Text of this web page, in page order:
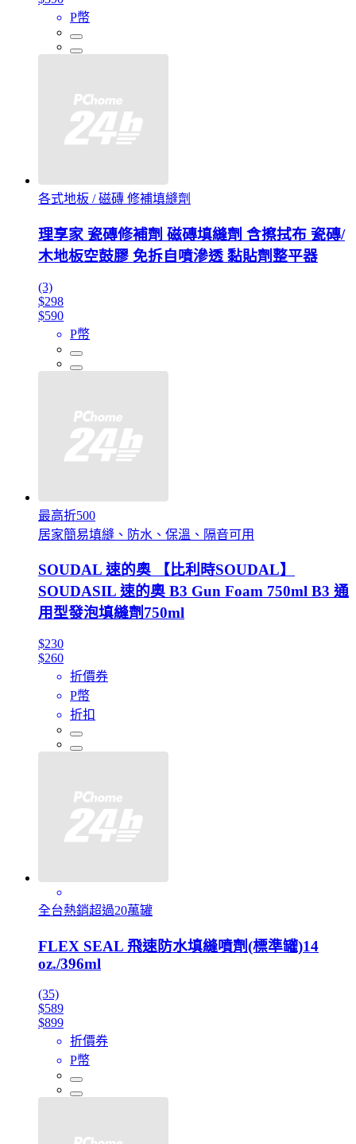
P幣
各式地板 / 磁磚 修補填縫劑
理享家 瓷磚修補劑 磁磚填縫劑 含擦拭布 瓷磚/
木地板空鼓膠 免拆自噴滲透 黏貼劑整平器
(3)
$298
$590
P幣
最高折500
居家簡易填縫、防水、保溫、隔音可用
SOUDAL 速的奧 【比利時SOUDAL】
SOUDASIL 速的奧 B3 Gun Foam 750ml B3 通
用型發泡填縫劑750ml
$230
$260
折價券
P幣
折扣
全台熱銷超過20萬罐
FLEX SEAL 飛速防水填縫噴劑(標準罐)14
oz./396ml
(35)
$589
$899
折價券
P幣